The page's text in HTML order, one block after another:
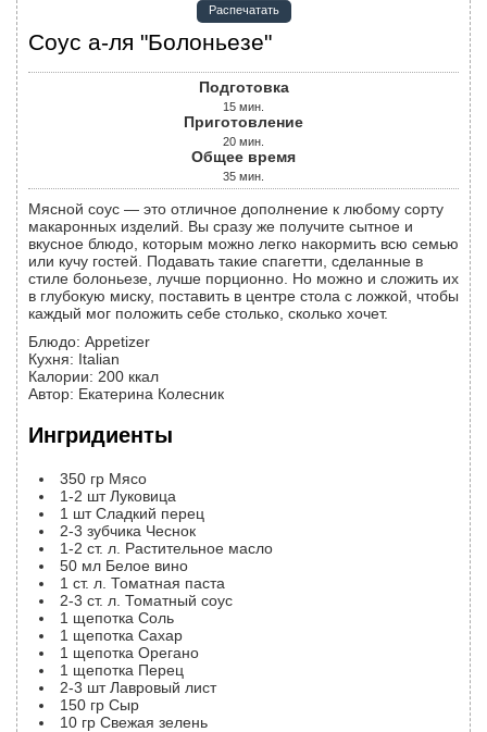
Распечатать
Соус а-ля "Болоньезе"
Подготовка
15 мин.
Приготовление
20 мин.
Общее время
35 мин.
Мясной соус — это отличное дополнение к любому сорту
макаронных изделий. Вы сразу же получите сытное и
вкусное блюдо, которым можно легко накормить всю семью
или кучу гостей. Подавать такие спагетти, сделанные в
стиле болоньезе, лучше порционно. Но можно и сложить их
в глубокую миску, поставить в центре стола с ложкой, чтобы
каждый мог положить себе столько, сколько хочет.
Блюдо: Appetizer
Кухня: Italian
Калории: 200 ккал
Автор: Екатерина Колесник
Ингридиенты
350 гр Мясо
1-2 шт Луковица
1 шт Сладкий перец
2-3 зубчика Чеснок
1-2 ст. л. Растительное масло
50 мл Белое вино
1 ст. л. Томатная паста
2-3 ст. л. Томатный соус
1 щепотка Соль
1 щепотка Сахар
1 щепотка Орегано
1 щепотка Перец
2-3 шт Лавровый лист
150 гр Сыр
10 гр Свежая зелень